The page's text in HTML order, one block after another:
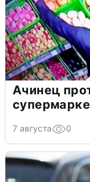
Ачинец
7 августа 0